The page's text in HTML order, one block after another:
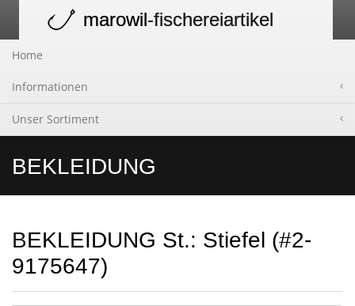
navigation
marowil-fischereiartikel
Home
Informationen
Unser Sortiment
BEKLEIDUNG
BEKLEIDUNG St.: Stiefel (#2-
9175647)